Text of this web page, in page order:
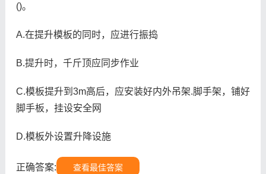
()。
A.在提升模板的同时，应进行振捣
B.提升时，千斤顶应同步作业
C.模板提升到3m高后，应安装好内外吊架.脚手架，铺好
脚手板，挂设安全网
D.模板外设置升降设施
正确答案: 查看最佳答案